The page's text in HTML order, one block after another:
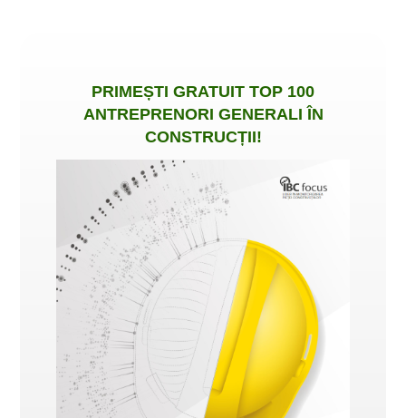
PRIMEȘTI GRATUIT TOP 100
ANTREPRENORI GENERALI ÎN
CONSTRUCȚII!